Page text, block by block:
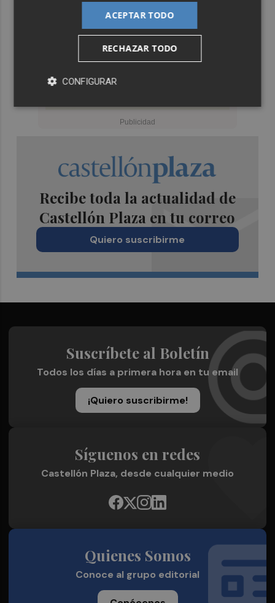
Recibe toda la actualidad de
Castellón Plaza en tu correo
Quiero suscribirme
Suscríbete al Boletín
Todos los días a primera hora en tu email
¡Quiero suscribirme!
Síguenos en redes
Castellón Plaza, desde cualquier medio
Quienes Somos
Conoce al grupo editorial
ACEPTAR TODO
RECHAZAR TODO
CONFIGURAR